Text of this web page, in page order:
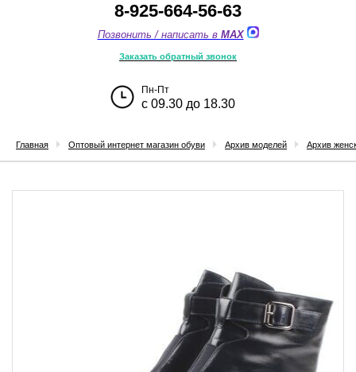
8-925-664-56-63
Позвонить / написать в MAX
Заказать обратный звонок
Пн-Пт
с 09.30 до 18.30
Главная Оптовый интернет магазин обуви Архив моделей Архив